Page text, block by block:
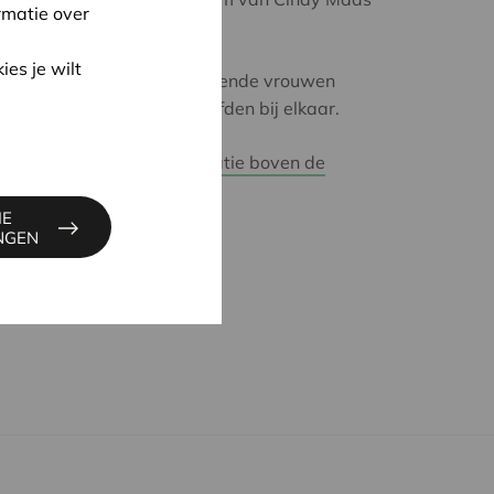
dat? De twee ondernemende vrouwen
van Cera de hoofden bij elkaar.
de bezielsters hun coöperatie boven de
over
je wilt